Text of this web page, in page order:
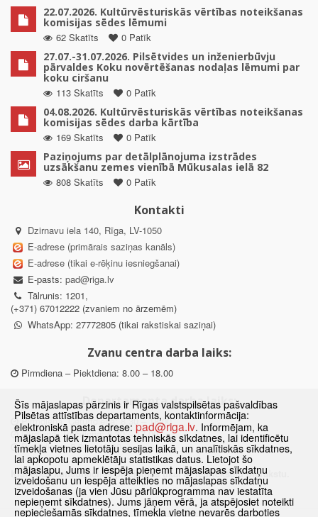
22.07.2026. Kultūrvēsturiskās vērtības noteikšanas
komisijas sēdes lēmumi
62 Skatīts
0 Patīk
27.07.-31.07.2026. Pilsētvides un inženierbūvju
pārvaldes Koku novērtēšanas nodaļas lēmumi par
koku ciršanu
113 Skatīts
0 Patīk
04.08.2026. Kultūrvēsturiskās vērtības noteikšanas
komisijas sēdes darba kārtība
169 Skatīts
0 Patīk
Paziņojums par detālplānojuma izstrādes
uzsākšanu zemes vienībā Mūkusalas ielā 82
808 Skatīts
0 Patīk
Kontakti
Dzirnavu iela 140, Rīga, LV-1050
E-adrese (primārais saziņas kanāls)
E-adrese (tikai e-rēķinu iesniegšanai)
E-pasts: pad@riga.lv
Tālrunis: 1201,
(+371) 67012222 (zvaniem no ārzemēm)
WhatsApp: 27772805 (tikai rakstiskai saziņai)
Zvanu centra darba laiks:
Pirmdiena – Piektdiena: 8.00 – 18.00
Departamenta darba laiks:
Pirmdiena, Ceturtdiena: 8.30 – 18.00
Otrdiena, Trešdiena: 8.30 – 17.00
Piektdiena: 8.30 – 15.00
Klātienes konsultācijas pieejamas tikai ar iepriekšēju pierakstu.
Šīs mājaslapas pārzinis ir Rīgas valstspilsētas pašvaldības
Pilsētas attīstības departaments, kontaktinformācija:
elektroniskā pasta adrese: pad@riga.lv. Informējam, ka
mājaslapā tiek izmantotas tehniskās sīkdatnes, lai identificētu
tīmekļa vietnes lietotāju sesijas laikā, un analītiskās sīkdatnes,
lai apkopotu apmeklētāju statistikas datus. Lietojot šo
mājaslapu, Jums ir iespēja pieņemt mājaslapas sīkdatņu
izveidošanu un iespēja atteikties no mājaslapas sīkdatņu
izveidošanas (ja vien Jūsu pārlūkprogramma nav iestatīta
nepieņemt sīkdatnes). Jums jāņem vērā, ja atspējosiet noteikti
nepieciešamās sīkdatnes, tīmekļa vietne nevarēs darboties